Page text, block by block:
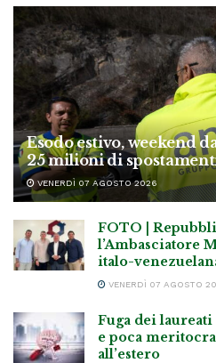
Esodo estivo, weekend
25 milioni di
VENERDÌ 07 AGOSTO 2026
FOTO |
l’Ambasciatore
italo-
VENERDÌ 07 AGOSTO
Fuga dei laureati
e poca
all’estero